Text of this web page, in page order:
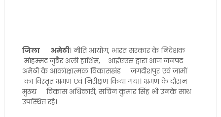
जिला अमेठी। नीति आयोग, भारत सरकार के निदेशक
मोहम्मद जुबैर अली हाशिम, आईएएस द्वारा आज जनपद
अमेठी के आकांक्षात्मक विकासखंड जगदीशपुर एवं जामों
का विस्तृत भ्रमण एवं निरीक्षण किया गया। भ्रमण के दौरान
मुख्य विकास अधिकारी, सचिन कुमार सिंह भी उनके साथ
उपस्थित रहे।